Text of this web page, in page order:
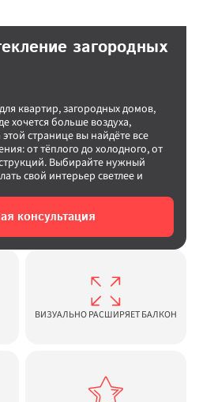
загородных
квартир, загородных домов,
хочется больше воздуха,
странице вы найдёте все
от тёплого до холодного, от
Выбирайте нужный
свой интерьер светлее и
консультация
ВИЗУАЛЬНО РАСШИРЯЕТ БАЛКОН